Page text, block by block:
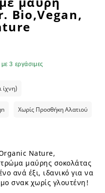
Bio,Vegan,
3 εργάσιμες
ίχνη)
Χωρίς Προσθήκη Αλατιού
Nature,
μαύρης σοκολάτας
ανά έξι, ιδανικό για να
σνακ χωρίς γλουτένη!